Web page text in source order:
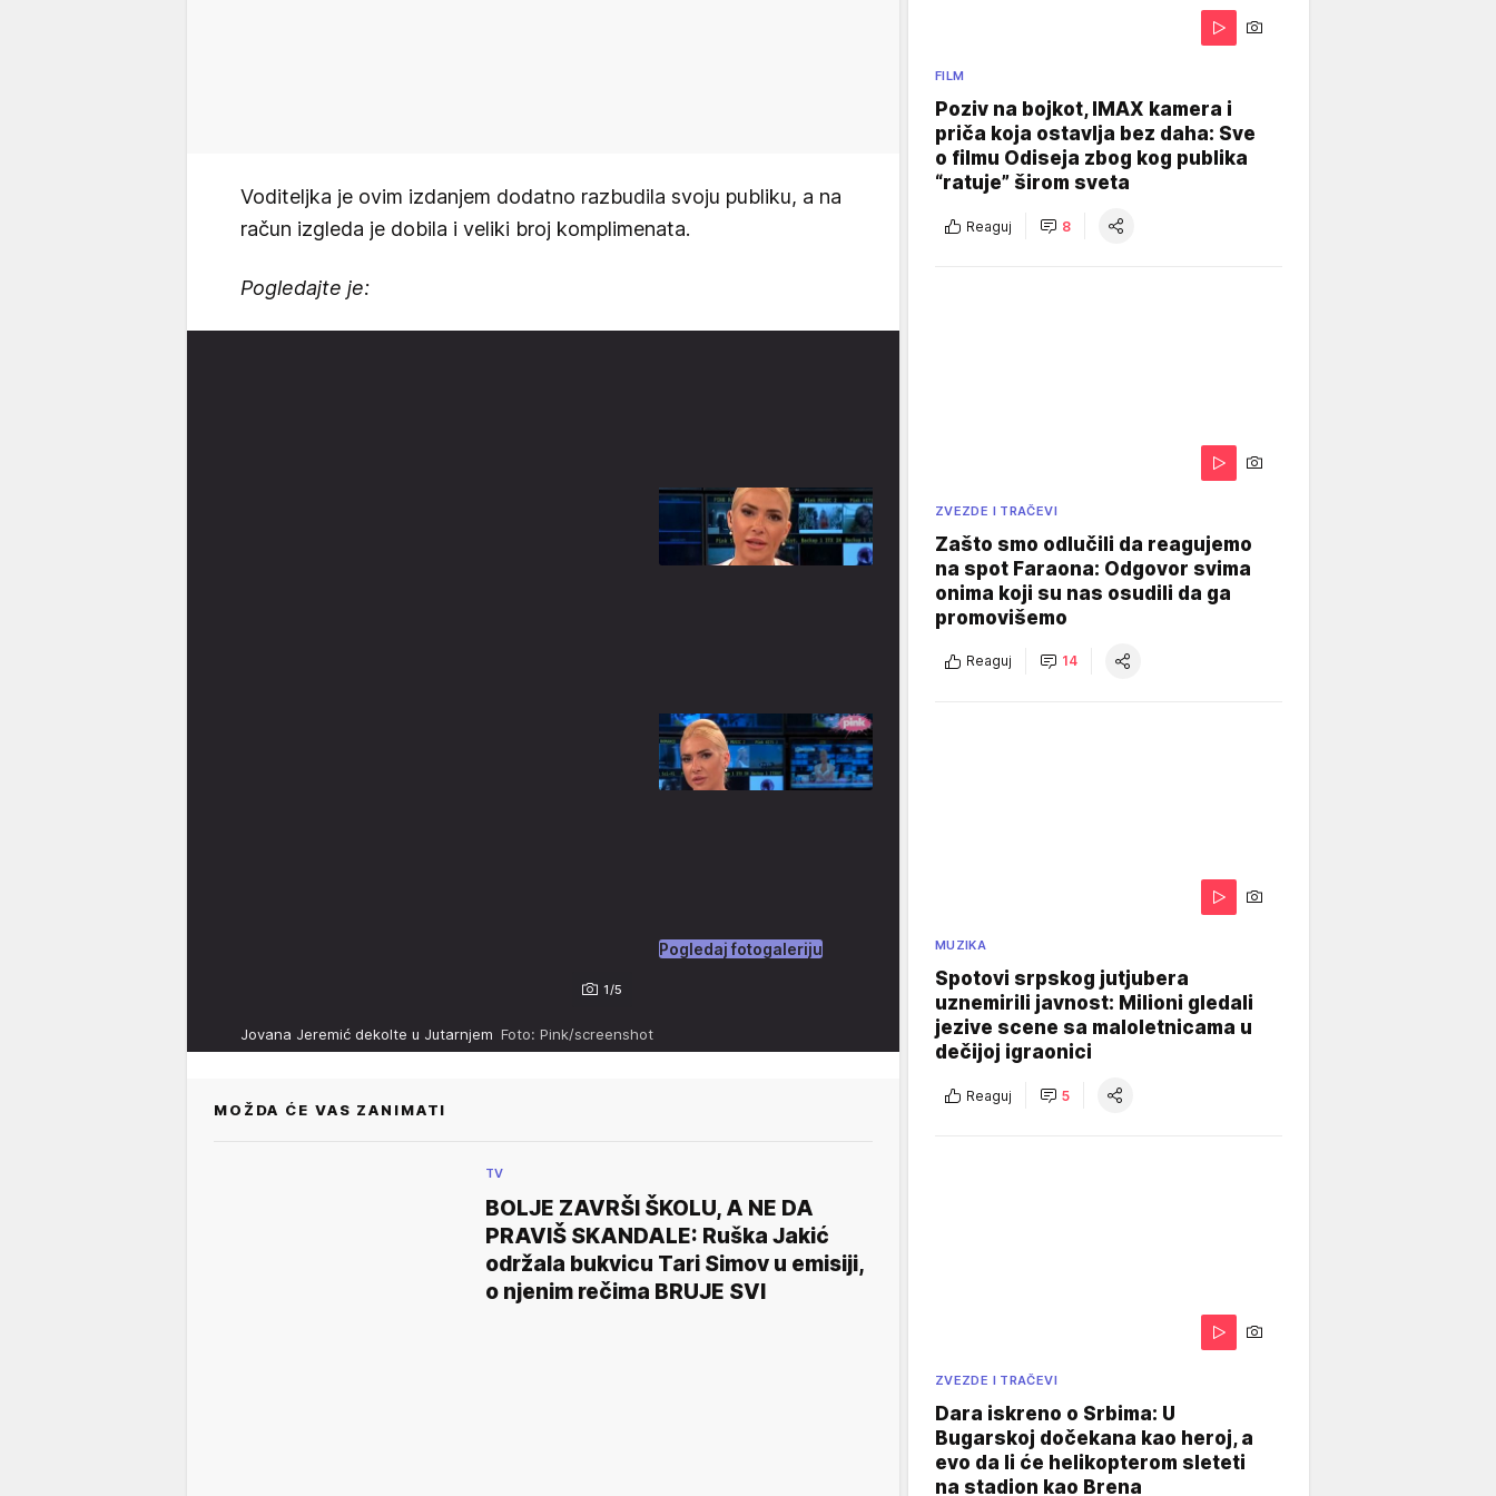
Voditeljka je ovim izdanjem dodatno razbudila svoju publiku, a na
račun izgleda je dobila i veliki broj komplimenata.
Pogledajte je:
1/5
Pogledaj fotogaleriju
Jovana Jeremić dekolte u Jutarnjem Foto: Pink/screenshot
MOŽDA ĆE VAS ZANIMATI
TV
BOLJE ZAVRŠI ŠKOLU, A NE DA
PRAVIŠ SKANDALE: Ruška Jakić
održala bukvicu Tari Simov u emisiji,
o njenim rečima BRUJE SVI
FILM
Poziv na bojkot, IMAX kamera i
priča koja ostavlja bez daha: Sve
o filmu Odiseja zbog kog publika
“ratuje” širom sveta
Reaguj 8
ZVEZDE I TRAČEVI
Zašto smo odlučili da reagujemo
na spot Faraona: Odgovor svima
onima koji su nas osudili da ga
promovišemo
Reaguj 14
MUZIKA
Spotovi srpskog jutjubera
uznemirili javnost: Milioni gledali
jezive scene sa maloletnicama u
dečijoj igraonici
Reaguj 5
ZVEZDE I TRAČEVI
Dara iskreno o Srbima: U
Bugarskoj dočekana kao heroj, a
evo da li će helikopterom sleteti
na stadion kao Brena